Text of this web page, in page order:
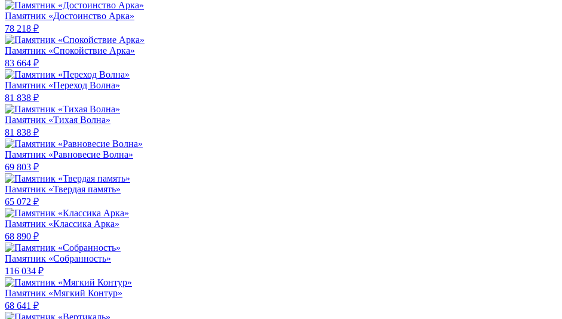
Памятник «Достоинство Арка»
78 218 ₽
Памятник «Спокойствие Арка»
83 664 ₽
Памятник «Переход Волна»
81 838 ₽
Памятник «Тихая Волна»
81 838 ₽
Памятник «Равновесие Волна»
69 803 ₽
Памятник «Твердая память»
65 072 ₽
Памятник «Классика Арка»
68 890 ₽
Памятник «Собранность»
116 034 ₽
Памятник «Мягкий Контур»
68 641 ₽